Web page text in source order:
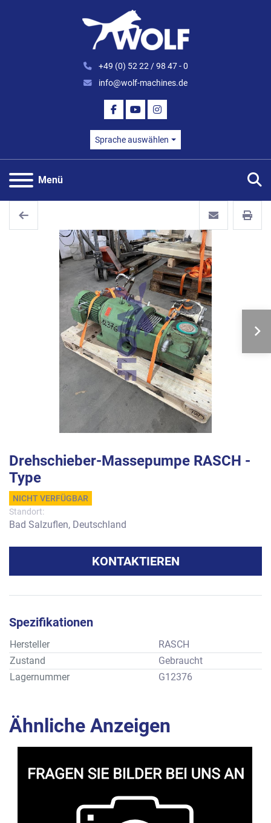
+49 (0) 52 22 / 98 47 - 0
info@wolf-machines.de
FACEBOOK
YOUTUBEINSTAGRAM
Sprache auswählen
Menü
Drehschieber-Massepumpe RASCH -
Type
NICHT VERFÜGBAR
Standort:
Bad Salzuflen, Deutschland
KONTAKTIEREN
Spezifikationen
Hersteller
RASCH
Zustand
Gebraucht
Lagernummer
G12376
Ähnliche Anzeigen